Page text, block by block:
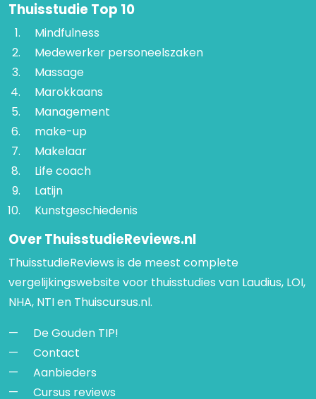
Thuisstudie Top 10
Mindfulness
Medewerker personeelszaken
Massage
Marokkaans
Management
make-up
Makelaar
Life coach
Latijn
Kunstgeschiedenis
Over ThuisstudieReviews.nl
ThuisstudieReviews is de meest complete
vergelijkingswebsite voor thuisstudies van Laudius, LOI,
NHA, NTI en Thuiscursus.nl.
De Gouden TIP!
Contact
Aanbieders
Cursus reviews